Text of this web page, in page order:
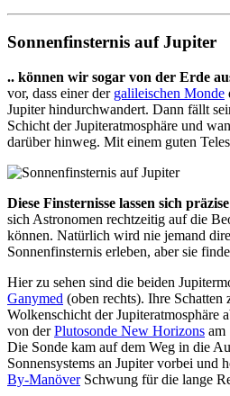
Sonnenfinsternis auf Jupiter
.. können wir sogar von der Erde
vor, dass einer der galileischen Monde
Jupiter hindurchwandert. Dann fällt
Schicht der Jupiteratmosphäre und
darüber hinweg. Mit einem guten
Diese Finsternisse lassen sich
sich Astronomen rechtzeitig auf die
können. Natürlich wird nie jemand
Sonnenfinsternis erleben, aber sie
Hier zu sehen sind die beiden
Ganymed (oben rechts). Ihre Schatten
Wolkenschicht der Jupiteratmosphäre
von derPlutosonde New Horizons am
Die Sonde kam auf dem Weg in die
Sonnensystems an Jupiter vorbei und
By-ManöverSchwung für die lange